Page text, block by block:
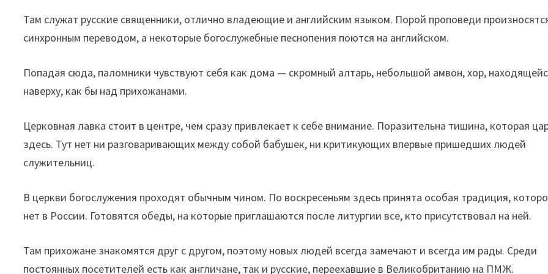
Там служат русские священники, отлично владеющие и английским языком. Порой проповеди
синхронным переводом, а некоторые богослужебные песнопения поются на английском.
Попадая сюда, паломники чувствуют себя как дома — скромный алтарь, небольшой амвон, хор,
наверху, как бы над прихожанами.
Церковная лавка стоит в центре, чем сразу привлекает к себе внимание. Поразительна тишина, которая
здесь. Тут нет ни разговаривающих между собой бабушек, ни критикующих впервые пришедших людей
служительниц.
В церкви богослужения проходят обычным чином. По воскресеньям здесь принята особая традиция,
нет в России. Готовятся обеды, на которые приглашаются после литургии все, кто присутствовал на ней.
Там прихожане знакомятся друг с другом, поэтому новых людей всегда замечают и всегда им рады. Среди
постоянных посетителей есть как англичане, так и русские, переехавшие в Великобританию на ПМЖ.